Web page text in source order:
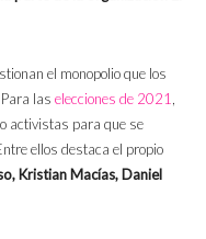
el monopolio que los
las elecciones de 2021,
activistas para que se
ellos destaca el propio
Kristian Macías, Daniel